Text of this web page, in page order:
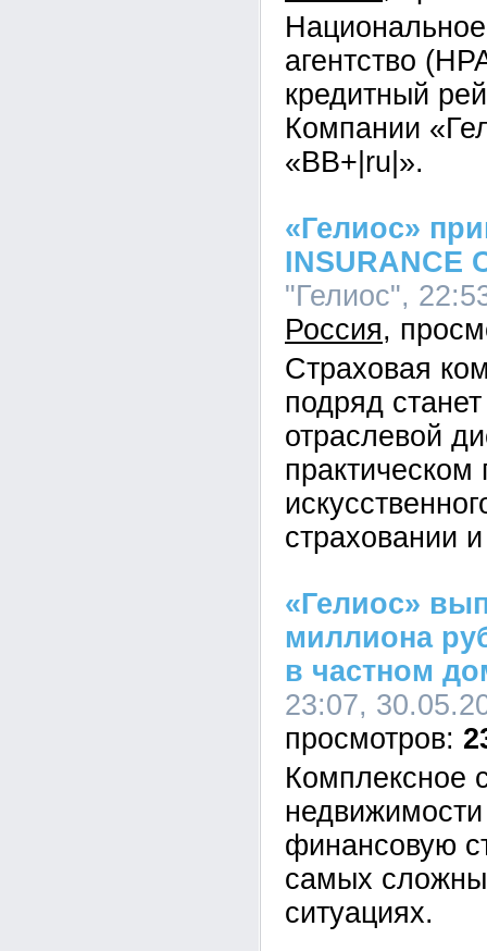
агентство
кредитный
Компании
«BB+|ru|».
«Гелиос»
INSURANCE
"Гелиос",
Россия
Страховая
подряд
отраслевой
страховании
«Гелиос»
миллиона
в частном
23:07,
Комплексное
финансовую
самых
ситуациях.